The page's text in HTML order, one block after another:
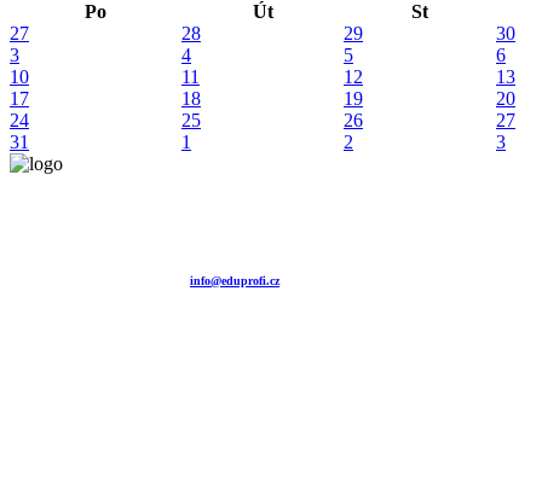
Po
Út
St
27
28 29
30
3
4 5
6
10
11 12
13
17
18 19
20
24
25 26
27
31
1 2 3
info@eduprofi.cz